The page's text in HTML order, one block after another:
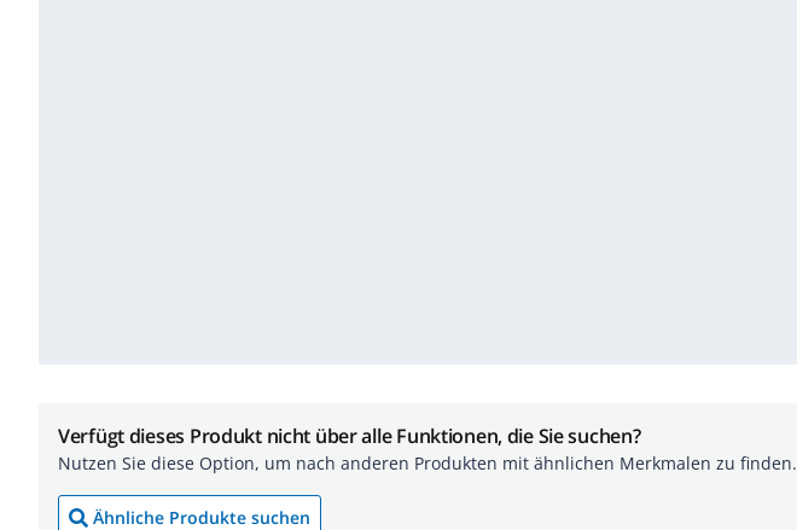
Verfügt dieses Produkt nicht über alle Funktionen, die Sie suchen?
Nutzen Sie diese Option, um nach anderen Produkten mit ähnlichen Merkmalen zu finden.
Ähnliche Produkte suchen